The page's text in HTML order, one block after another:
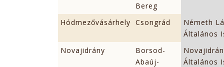
Bereg
Hódmezővásárhely Csongrád
Németh
Általános
Novajidrány
Borsod-
Abaúj-
Általános